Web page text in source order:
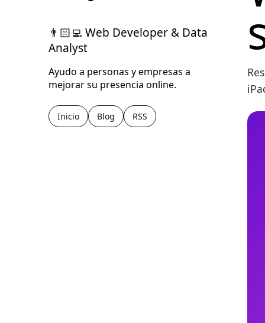
👨🏻‍💻 Web Developer & Data
Analyst
Ayudo a personas y empresas a
mejorar su presencia online.
Inicio Blog RSS